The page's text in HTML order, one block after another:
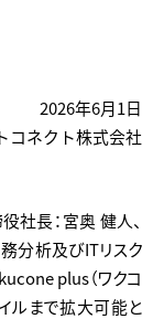
2026年6月1日
コネクト株式会社
社長：宮奥 健人、
務分析及びITリスク
plus（ワクコ
ルまで拡大可能と